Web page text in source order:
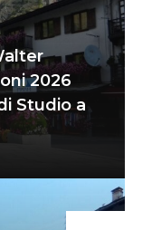
2026
Studio a